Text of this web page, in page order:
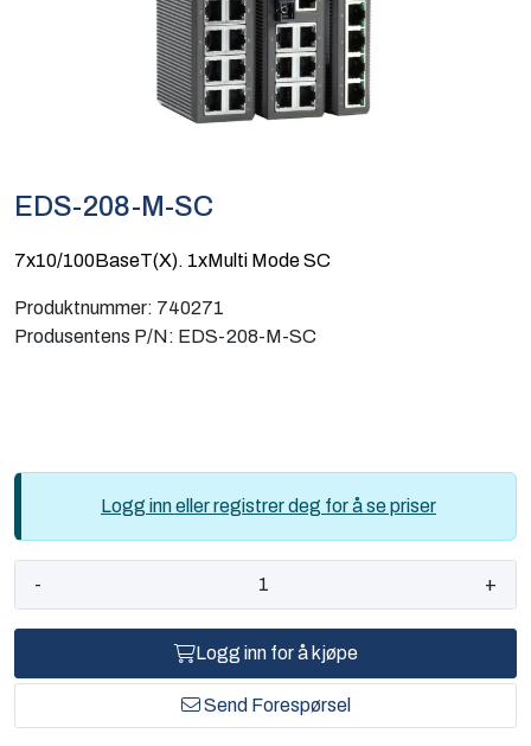
EDS-208-M-SC
7x10/100BaseT(X). 1xMulti Mode SC
Produktnummer: 740271
Produsentens P/N: EDS-208-M-SC
Logg inn eller registrer deg for å se priser
- +
Logg inn for å kjøpe
Send Forespørsel
Sikkerhet og overvåkning
Computing
Kurs og eventer